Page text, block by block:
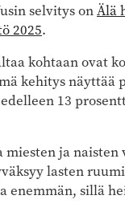
selvitys onÄlä
2025.
kohtaan ovat
kehitys näyttää
13
ja
lasten
enemmän, sillä